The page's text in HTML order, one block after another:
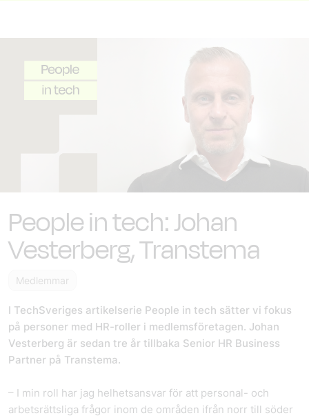
People in tech: Johan
Vesterberg, Transtema
Medlemmar
I TechSveriges artikelserie People in tech sätter vi fokus
på personer med HR-roller i medlemsföretagen. Johan
Vesterberg är sedan tre år tillbaka Senior HR Business
Partner på Transtema.
– I min roll har jag helhetsansvar för att personal- och
arbetsrättsliga frågor inom de områden ifrån norr till söder